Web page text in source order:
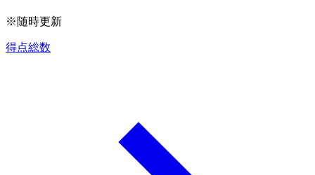
※随時更新
得点総数